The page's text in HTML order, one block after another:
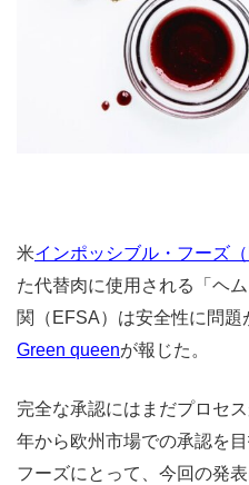
米インポッシブル・フーズ
た代替肉に使用される「ヘ
関（EFSA）は安全性に問題
Green queenが報じた。
完全な承認にはまだプロセ
年から欧州市場での承認を
フーズにとって、今回の発